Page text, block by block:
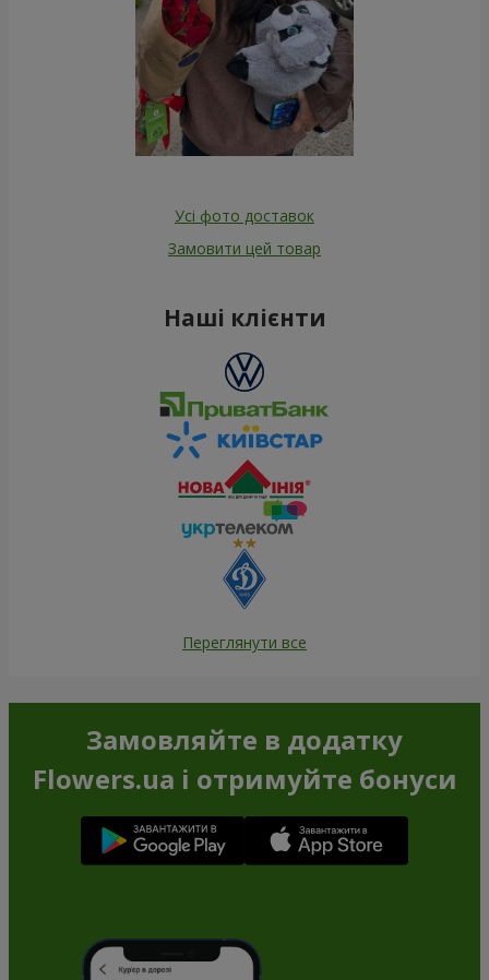
Усі фото доставок
Замовити цей товар
Наші клієнти
Переглянути все
Замовляйте в додатку
Flowers.ua і отримуйте бонуси